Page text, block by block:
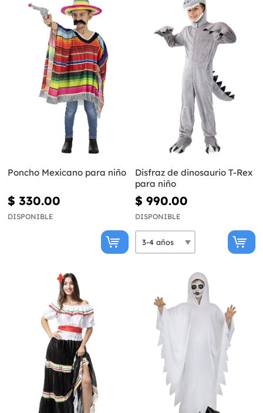
Poncho Mexicano para niño
$ 330.00
DISPONIBLE
Disfraz de dinosaurio T-Rex
para niño
$ 990.00
DISPONIBLE